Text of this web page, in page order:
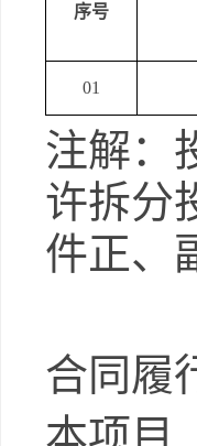
序号
01
注解：
许拆分
件正、
合同履
本项目